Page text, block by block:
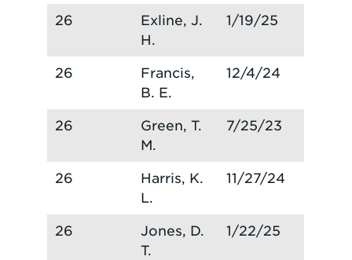
26
Exline, J.
H.
1/19/25
26
Francis,
B. E.
12/4/24
26
Green, T.
M.
7/25/23
26
Harris, K.
L.
11/27/24
26
Jones, D.
T.
1/22/25